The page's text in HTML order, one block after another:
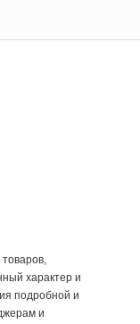
характер и
подробной и
и